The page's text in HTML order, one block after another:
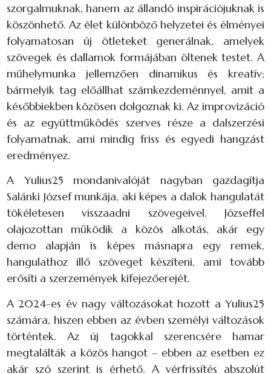
szorgalmuknak, hanem az állandó inspirációjuknak is
köszönhető. Az élet különböző helyzetei és élményei
folyamatosan új ötleteket generálnak, amelyek
szövegek és dallamok formájában öltenek testet. A
műhelymunka jellemzően dinamikus és kreatív;
bármelyik tag előállhat számkezdeménnyel, amit a
későbbiekben közösen dolgoznak ki. Az improvizáció
és az együttműködés szerves része a dalszerzési
folyamatnak, ami mindig friss és egyedi hangzást
eredményez.
A Yulius25 mondanivalóját nagyban gazdagítja
Salánki József munkája, aki képes a dalok hangulatát
tökéletesen visszaadni szövegeivel. Józseffel
olajozottan működik a közös alkotás, akár egy
demo alapján is képes másnapra egy remek,
hangulathoz illő szöveget készíteni, ami tovább
erősíti a szerzemények kifejezőerejét.
A 2024-es év nagy változásokat hozott a Yulius25
számára, hiszen ebben az évben személyi változások
történtek. Az új tagokkal szerencsére hamar
megtalálták a közös hangot – ebben az esetben ez
akár szó szerint is érhető. A vérfrissítés abszolút